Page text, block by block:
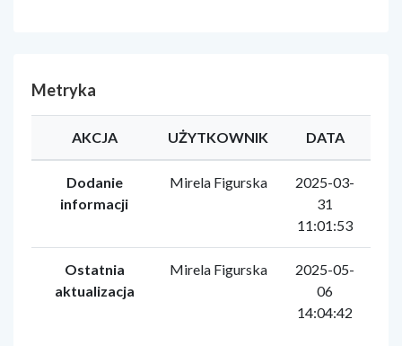
Metryka
AKCJA UŻYTKOWNIK DATA
Dodanie
informacji
Mirela Figurska
2025-03-
31
11:01:53
Ostatnia
aktualizacja
Mirela Figurska
2025-05-
06
14:04:42